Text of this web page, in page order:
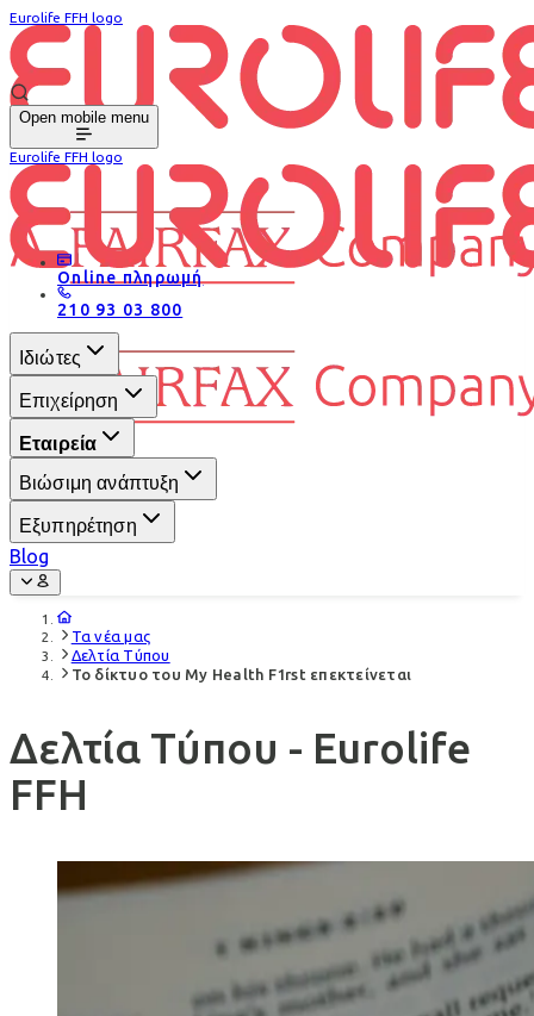
Eurolife FFH logo
Open mobile menu
Eurolife FFH logo
Online πληρωμή
210 93 03 800
Ιδιώτες
Επιχείρηση
Εταιρεία
Βιώσιμη ανάπτυξη
Εξυπηρέτηση
Blog
Τα νέα μας
Δελτία Τύπου
Το δίκτυο του My Health F1rst επεκτείνεται
Δελτία Τύπου - Eurolife
FFH